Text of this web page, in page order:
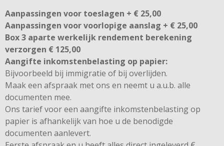
Aanpassingen voor toeslagen + € 25,00
Aanpassingen voor voorlopige aanslag + € 25,00
Box 3 aparte werkelijk rendement berekening
verzorgen € 125,00
Aangifte inkomstenbelasting op papier:
Bijvoorbeeld bij immigratie of bij overlijden.
Maak een afspraak met ons en neemt u a.u.b. alle
documenten mee.
Ons tarief voor een aangifte inkomstenbelasting op
papier is afhankelijk van hoe u de benodigde
documenten aanlevert.